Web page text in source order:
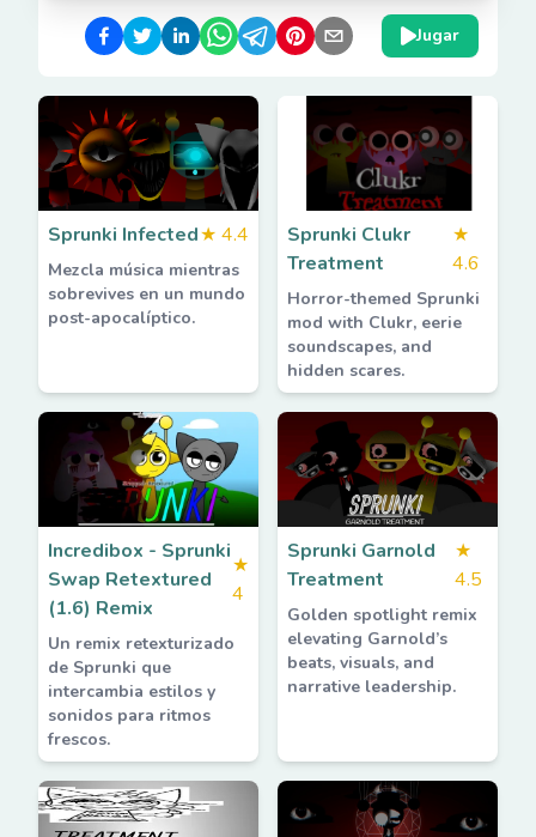
Jugar
Sprunki Infected★ 4.4
Mezcla música mientras
sobrevives en un mundo
post-apocalíptico.
Sprunki Clukr
Treatment
★
4.6
Horror-themed Sprunki
mod with Clukr, eerie
soundscapes, and
hidden scares.
Incredibox - Sprunki
Swap Retextured
(1.6) Remix
★
4
Un remix retexturizado
de Sprunki que
intercambia estilos y
sonidos para ritmos
frescos.
Sprunki Garnold
Treatment
★
4.5
Golden spotlight remix
elevating Garnold’s
beats, visuals, and
narrative leadership.